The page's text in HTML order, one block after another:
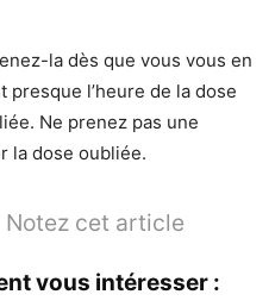
la dès que vous vous en
presque l’heure de la dose
Ne prenez pas une
la dose oubliée.
Notez cet article
vous intéresser :